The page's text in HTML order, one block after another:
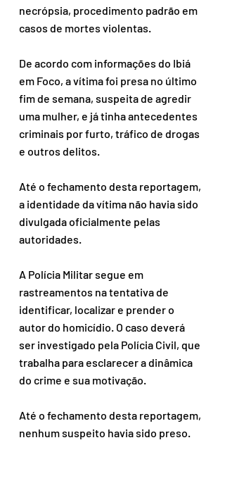
necrópsia, procedimento padrão em
casos de mortes violentas.
De acordo com informações do Ibiá
em Foco, a vítima foi presa no último
fim de semana, suspeita de agredir
uma mulher, e já tinha antecedentes
criminais por furto, tráfico de drogas
e outros delitos.
Até o fechamento desta reportagem,
a identidade da vítima não havia sido
divulgada oficialmente pelas
autoridades.
A Polícia Militar segue em
rastreamentos na tentativa de
identificar, localizar e prender o
autor do homicídio. O caso deverá
ser investigado pela Polícia Civil, que
trabalha para esclarecer a dinâmica
do crime e sua motivação.
Até o fechamento desta reportagem,
nenhum suspeito havia sido preso.